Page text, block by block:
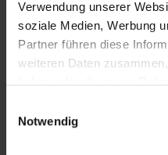
Verwendung unserer
soziale Medien, Werbung
Partner führen diese
weiteren Daten
haben oder die sie im
Notwendig
touroperating
trainee
vakanzen
vier tage was ist
weihnachten
wein
Hervorragende